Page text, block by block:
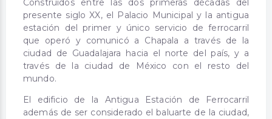
Construidos entre las dos primeras décadas del
presente siglo XX, el Palacio Municipal y la antigua
estación del primer y único servicio de ferrocarril
que operó y comunicó a Chapala a través de la
ciudad de Guadalajara hacia el norte del país, y a
través de la ciudad de México con el resto del
mundo.
El edificio de la Antigua Estación de Ferrocarril
además de ser considerado el baluarte de la ciudad,